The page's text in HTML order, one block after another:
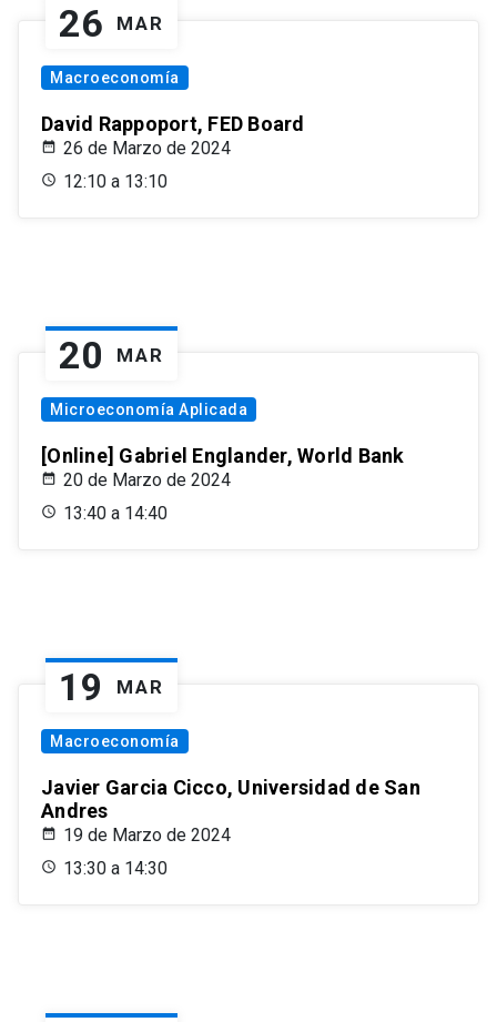
26 MAR
Macroeconomía
David Rappoport, FED Board
26 de Marzo de 2024
12:10 a 13:10
20 MAR
Microeconomía Aplicada
[Online] Gabriel Englander, World Bank
20 de Marzo de 2024
13:40 a 14:40
19 MAR
Macroeconomía
Javier Garcia Cicco, Universidad de San
Andres
19 de Marzo de 2024
13:30 a 14:30